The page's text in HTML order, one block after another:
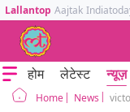
Lallantop Aajtak
होम लेटेस्ट न्यूज़
Home News